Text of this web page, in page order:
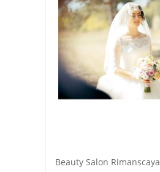
Beauty Salon Rimanscaya